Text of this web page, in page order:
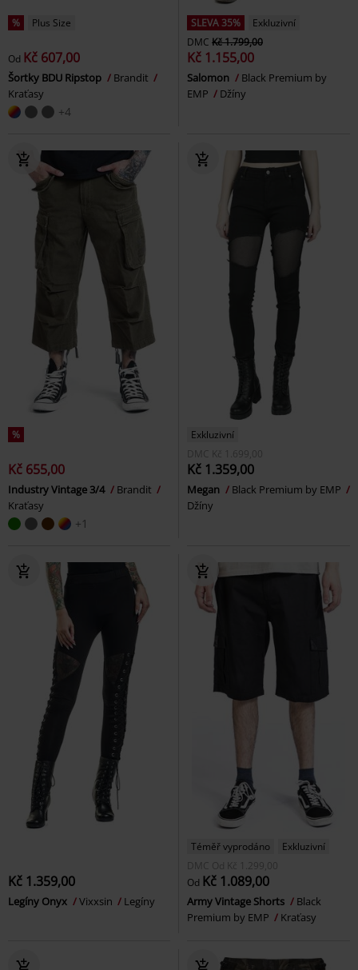
% Plus Size
Od Kč 607,00
Šortky BDU Ripstop
Brandit
Kraťasy
+4
SLEVA 35%
Exkluzivní
DMC Kč 1.799,00
Kč 1.155,00
Salomon
Black Premium by
EMP
Džíny
%
Kč 655,00
Industry Vintage 3/4
Brandit
Kraťasy
+1
Exkluzivní
DMC
Kč 1.699,00
Kč 1.359,00
Megan
Black Premium by EMP
Džíny
Kč 1.359,00
Legíny Onyx Vixxsin Legíny
Téměř vyprodáno
Exkluzivní
DMC Od Kč 1.299,00
Od Kč 1.089,00
Army Vintage Shorts
Black
Premium by EMP
Kraťasy